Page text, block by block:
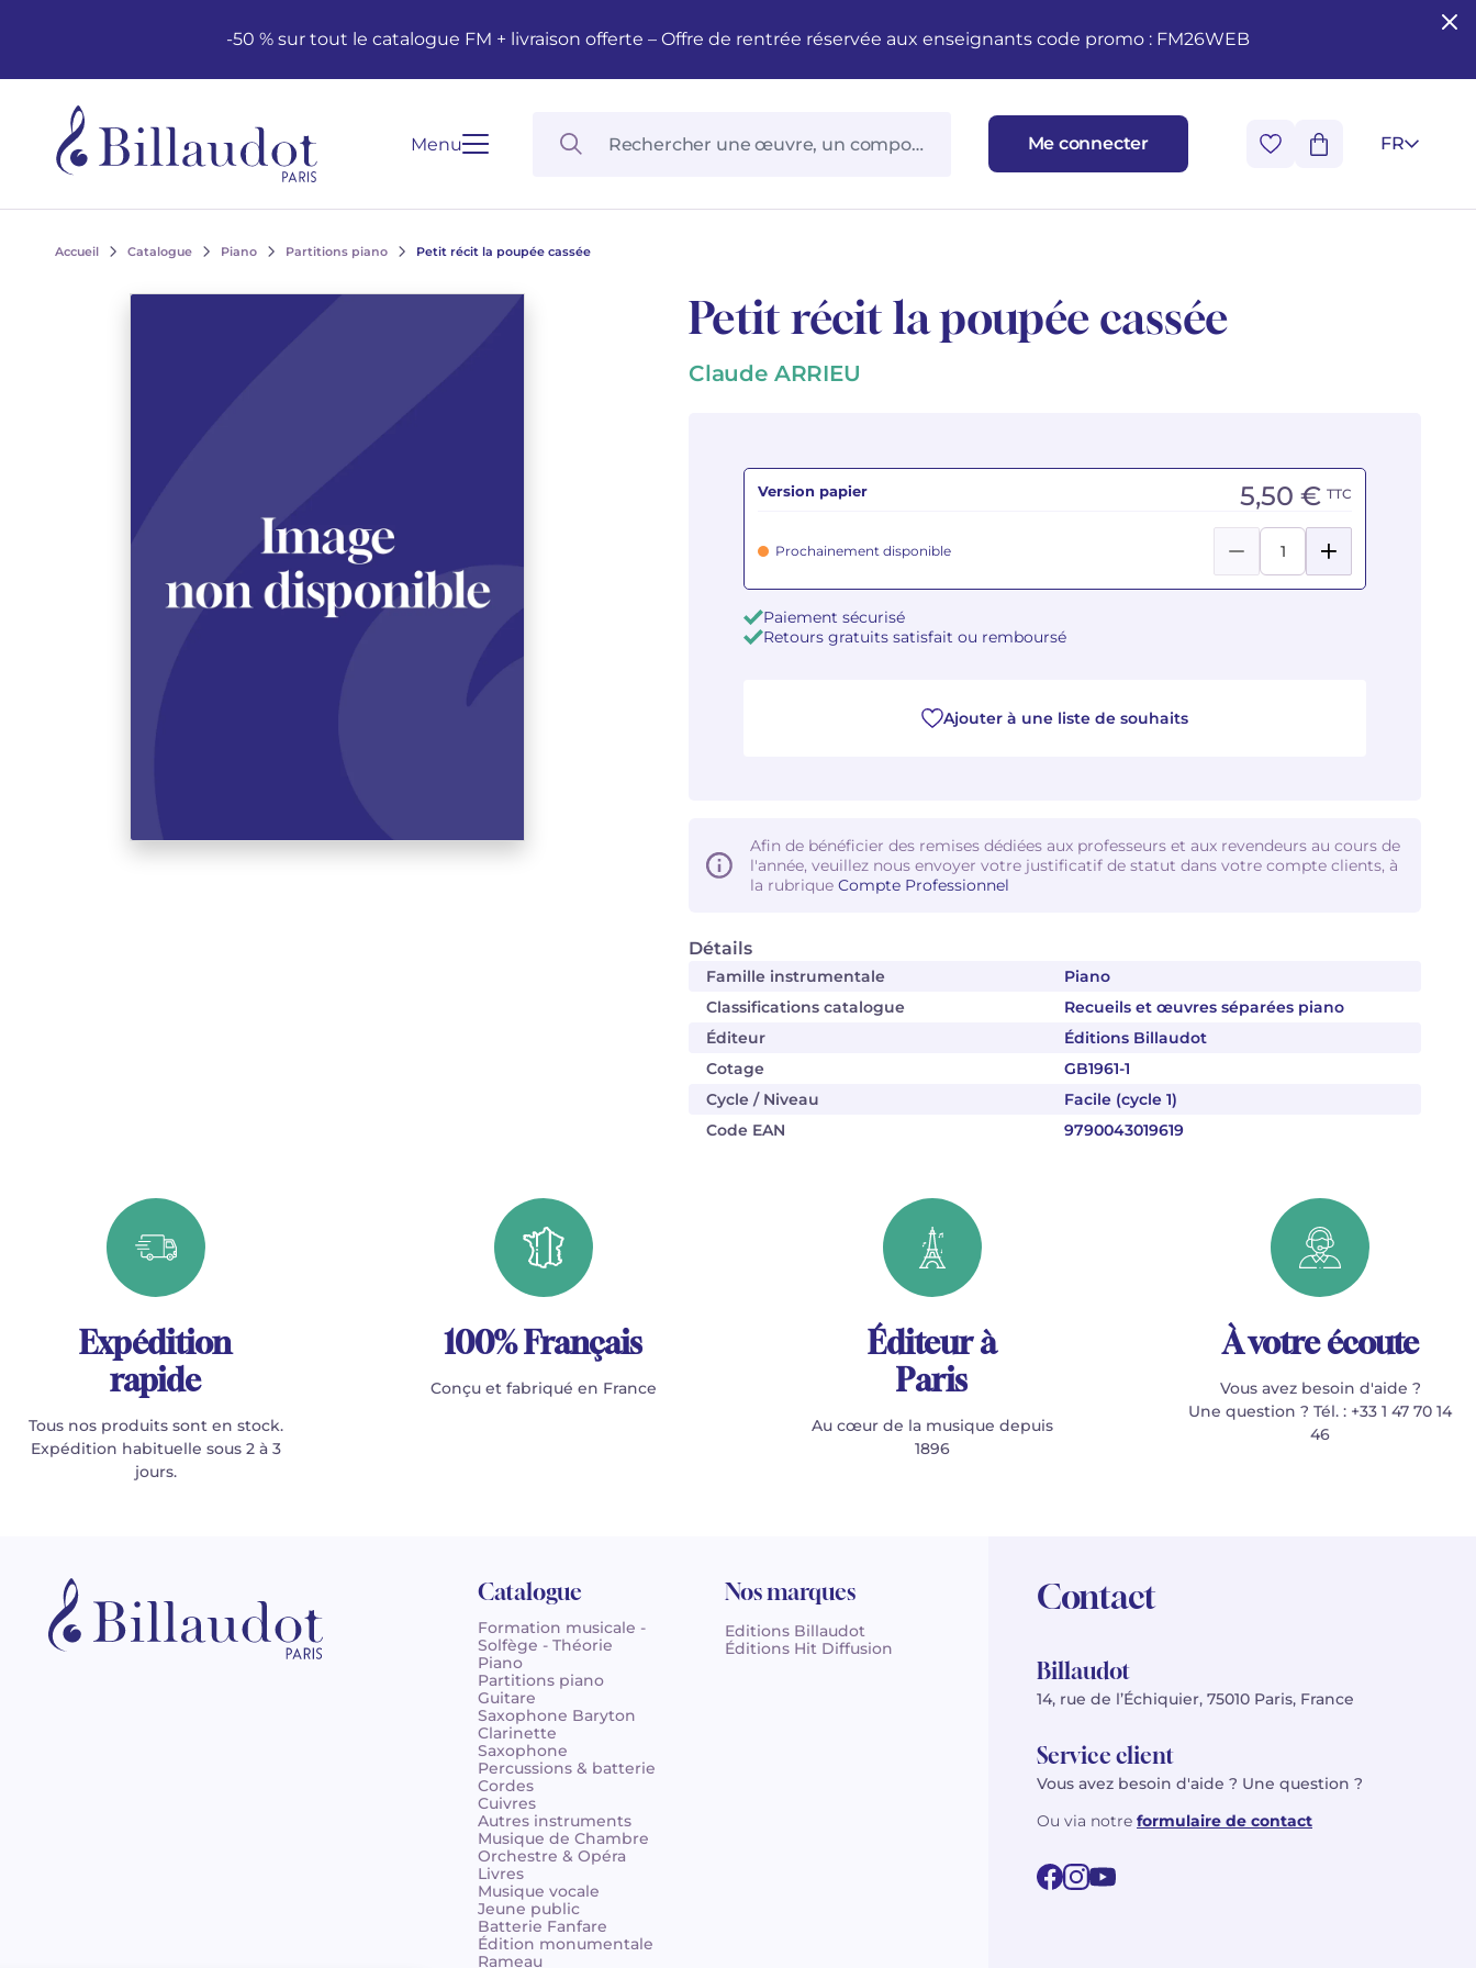
-50 % sur tout le catalogue FM + livraison offerte – Offre de rentrée réservée aux enseignants code promo : FM26WEB
Menu Me connecter FR
Accueil Catalogue Piano Partitions piano Petit récit la poupée cassée
Petit récit la poupée cassée
Claude ARRIEU
Détails
Famille instrumentale
Piano
Classifications catalogue
Recueils et œuvres séparées piano
Éditeur
Éditions Billaudot
Cotage
GB1961-1
Cycle / Niveau
Facile (cycle 1)
Code EAN
9790043019619
Version papier 5,50 € TTC
Prochainement disponible
Paiement sécurisé
Retours gratuits satisfait ou remboursé
Ajouter à une liste de souhaits
Afin de bénéficier des remises dédiées aux professeurs et aux revendeurs au cours de
l'année, veuillez nous envoyer votre justificatif de statut dans votre compte clients, à
la rubrique Compte Professionnel
Expédition
rapide
Tous nos produits sont en stock.
Expédition habituelle sous 2 à 3
jours.
100% Français
Conçu et fabriqué en France
Éditeur à
Paris
Au cœur de la musique depuis
1896
À votre écoute
Vous avez besoin d'aide ?
Une question ? Tél. : +33 1 47 70 14
46
Catalogue
Formation musicale -
Solfège - Théorie
Piano
Partitions piano
Guitare
Saxophone Baryton
Clarinette
Saxophone
Percussions & batterie
Cordes
Cuivres
Autres instruments
Musique de Chambre
Orchestre & Opéra
Livres
Musique vocale
Jeune public
Batterie Fanfare
Édition monumentale
Rameau
Nos marques
Editions Billaudot
Éditions Hit Diffusion
Contact
Billaudot
14, rue de l’Échiquier, 75010 Paris, France
Service client
Vous avez besoin d'aide ? Une question ?
Ou via notre formulaire de contact